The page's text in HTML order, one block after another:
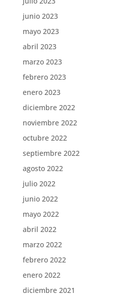
junio 2023
mayo 2023
abril 2023
marzo 2023
febrero 2023
enero 2023
diciembre 2022
noviembre 2022
octubre 2022
septiembre 2022
agosto 2022
julio 2022
junio 2022
mayo 2022
abril 2022
marzo 2022
febrero 2022
enero 2022
diciembre 2021